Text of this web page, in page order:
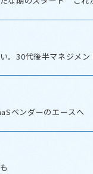
。30代後半マネジメン
ベンダーのエースへ